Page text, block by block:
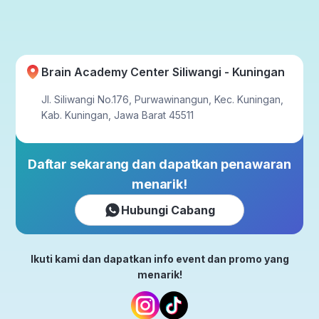
Brain Academy Center Siliwangi - Kuningan
Jl. Siliwangi No.176, Purwawinangun, Kec. Kuningan,
Kab. Kuningan, Jawa Barat 45511
Daftar sekarang dan dapatkan penawaran
menarik!
Hubungi Cabang
Ikuti kami dan dapatkan info event dan promo yang
menarik!